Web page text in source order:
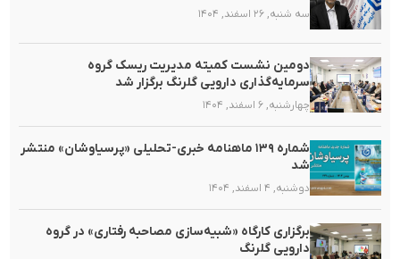
سه شنبه, ۲۶ اسفند, ۱۴۰۴
دومین نشست کمیته مدیریت ریسک گروه
سرمایه‌گذاری دارویی گلرنگ برگزار شد
چهارشنبه, ۶ اسفند, ۱۴۰۴
شماره ۱۳۹ ماهنامه خبری-تحلیلی «پرسیاوشان» منتشر
شد
دوشنبه, ۴ اسفند, ۱۴۰۴
برگزاری کارگاه «شبیه‌سازی مصاحبه رفتاری» در گروه
دارویی گلرنگ